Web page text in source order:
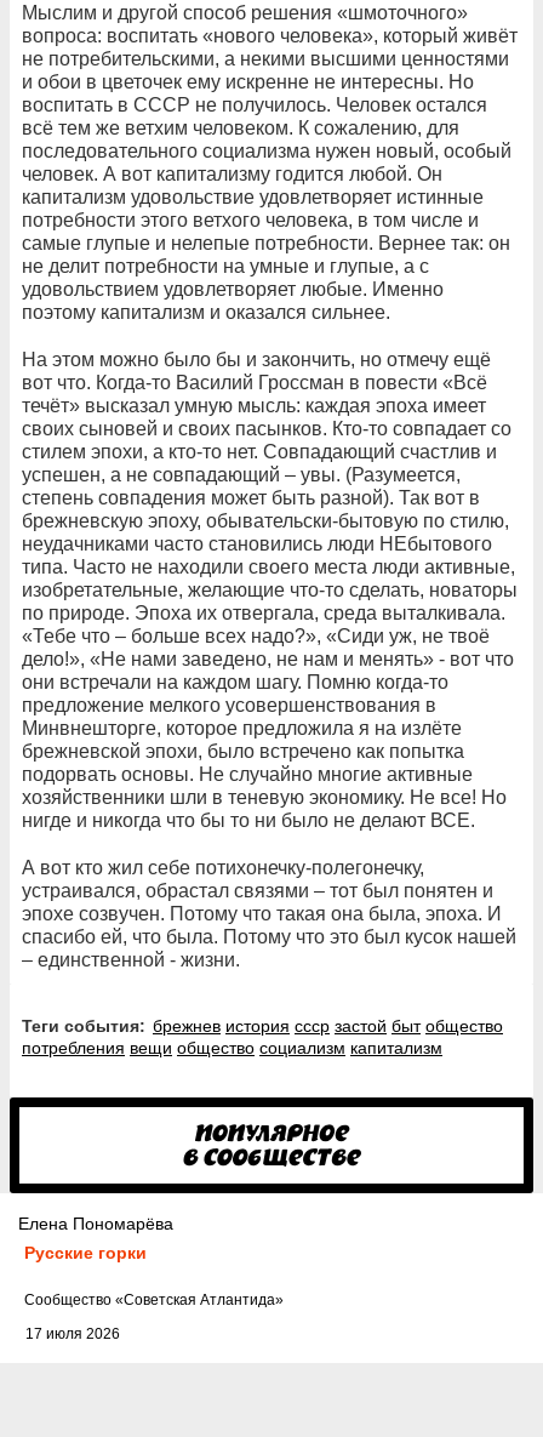
Мыслим и другой способ решения «шмоточного»
вопроса: воспитать «нового человека», который живёт
не потребительскими, а некими высшими ценностями
и обои в цветочек ему искренне не интересны. Но
воспитать в СССР не получилось. Человек остался
всё тем же ветхим человеком. К сожалению, для
последовательного социализма нужен новый, особый
человек. А вот капитализму годится любой. Он
капитализм удовольствие удовлетворяет истинные
потребности этого ветхого человека, в том числе и
самые глупые и нелепые потребности. Вернее так: он
не делит потребности на умные и глупые, а с
удовольствием удовлетворяет любые. Именно
поэтому капитализм и оказался сильнее.
На этом можно было бы и закончить, но отмечу ещё
вот что. Когда-то Василий Гроссман в повести «Всё
течёт» высказал умную мысль: каждая эпоха имеет
своих сыновей и своих пасынков. Кто-то совпадает со
стилем эпохи, а кто-то нет. Совпадающий счастлив и
успешен, а не совпадающий – увы. (Разумеется,
степень совпадения может быть разной). Так вот в
брежневскую эпоху, обывательски-бытовую по стилю,
неудачниками часто становились люди НЕбытового
типа. Часто не находили своего места люди активные,
изобретательные, желающие что-то сделать, новаторы
по природе. Эпоха их отвергала, среда выталкивала.
«Тебе что – больше всех надо?», «Сиди уж, не твоё
дело!», «Не нами заведено, не нам и менять» - вот что
они встречали на каждом шагу. Помню когда-то
предложение мелкого усовершенствования в
Минвнешторге, которое предложила я на излёте
брежневской эпохи, было встречено как попытка
подорвать основы. Не случайно многие активные
хозяйственники шли в теневую экономику. Не все! Но
нигде и никогда что бы то ни было не делают ВСЕ.
А вот кто жил себе потихонечку-полегонечку,
устраивался, обрастал связями – тот был понятен и
эпохе созвучен. Потому что такая она была, эпоха. И
спасибо ей, что была. Потому что это был кусок нашей
– единственной - жизни.
Теги события: брежнев история ссср застой быт общество
потребления вещи общество социализм капитализм
Елена Пономарёва
Русские горки
17 июля 2026
Cообщество «Советская Атлантида»